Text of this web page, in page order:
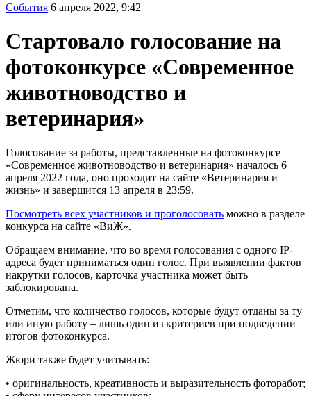
События 6 апреля 2022, 9:42
Стартовало голосование на
фотоконкурсе «Современное
животноводство и
ветеринария»
Голосование за работы, представленные на фотоконкурсе
«Современное животноводство и ветеринария» началось 6
апреля 2022 года, оно проходит на сайте «Ветеринария и
жизнь» и завершится 13 апреля в 23:59.
Посмотреть всех участников и проголосовать можно в разделе
конкурса на сайте «ВиЖ».
Обращаем внимание, что во время голосования с одного IP-
адреса будет приниматься один голос. При выявлении фактов
накрутки голосов, карточка участника может быть
заблокирована.
Отметим, что количество голосов, которые будут отданы за ту
или иную работу – лишь один из критериев при подведении
итогов фотоконкурса.
Жюри также будет учитывать:
• оригинальность, креативность и выразительность фоторабот;